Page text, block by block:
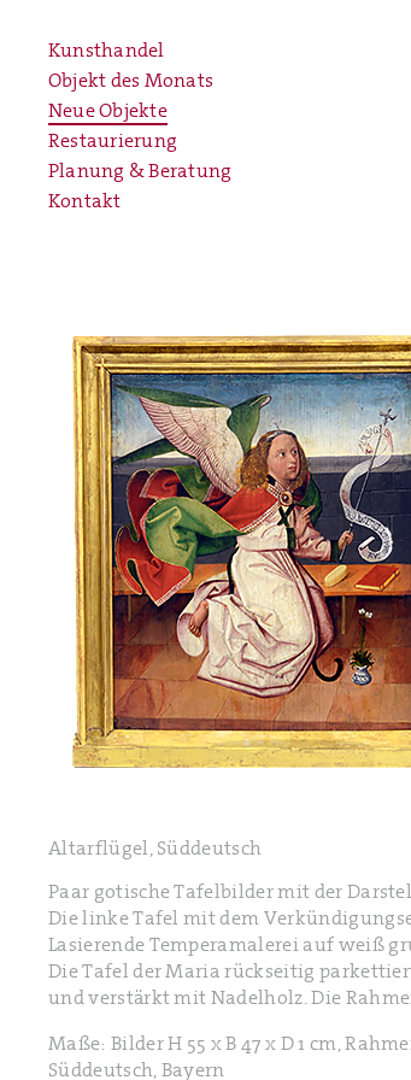
Kunsthandel
Objekt des Monats
Neue Objekte
Restaurierung
Planung & Beratung
Kontakt
Altarflügel, Süddeutsch
Paar gotische Tafelbilder mit der
Die linke Tafel mit dem
Lasierende Temperamalerei auf weiß
Die Tafel der Maria rückseitig
und verstärkt mit Nadelholz. Die
Maße: Bilder H 55 x B 47 x D 1 cm,
Süddeutsch, Bayern